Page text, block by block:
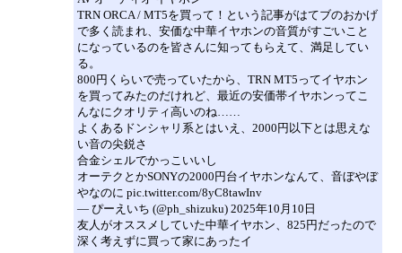
TRN ORCA / MT5を買って！という記事がはてブのおかげ
で多く読まれ、安価な中華イヤホンの音質がすごいこと
になっているのを皆さんに知ってもらえて、満足してい
る。
800円くらいで売っていたから、TRN MT5ってイヤホン
を買ってみたのだけれど、最近の安価帯イヤホンってこ
んなにクオリティ高いのね……
よくあるドンシャリ系とはいえ、2000円以下とは思えな
い音の尖鋭さ
合金シェルでかっこいいし
オーテクとかSONYの2000円台イヤホンなんて、音ぼやぼ
やなのに pic.twitter.com/8yC8tawInv
— ぴーえいち (@ph_shizuku) 2025年10月10日
友人がオススメしていた中華イヤホン、825円だったので
深く考えずに買って家にあったイ